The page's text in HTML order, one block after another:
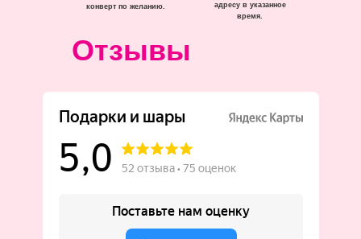
адресу в указанное
время.
конверт по желанию.
Отзывы